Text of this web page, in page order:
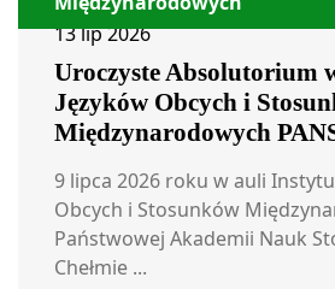
13 lip 2026
Uroczyste Absolutorium
Języków Obcych i
Międzynarodowych
9 lipca 2026 roku w auli
Obcych i Stosunków
Państwowej Akademii Nauk
Chełmie ...